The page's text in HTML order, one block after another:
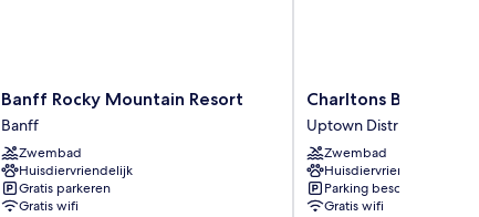
Banff
Rocky
Mountain
Resort
Banff
Banff Rocky Mountain Resort
Banff
Zwembad
Huisdiervriendelijk
Gratis parkeren
Gratis wifi
Charltons
Banff
Uptown
District
Charltons Banff
Uptown District
Zwembad
Huisdiervriendelijk
Parking beschikbaar
Gratis wifi